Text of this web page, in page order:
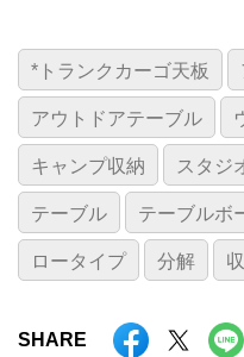
*トランクカーゴ天板
アウトドアテーブル
キャンプ収納 スタジ
テーブル テーブルボ
ロータイプ 分解
SHARE